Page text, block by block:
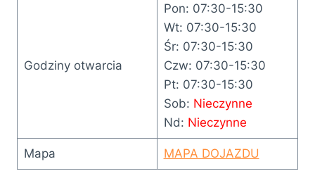
Godziny otwarcia
Pon: 07:30-15:30
Wt: 07:30-15:30
Śr: 07:30-15:30
Czw: 07:30-15:30
Pt: 07:30-15:30
Sob: Nieczynne
Nd: Nieczynne
Mapa MAPA DOJAZDU